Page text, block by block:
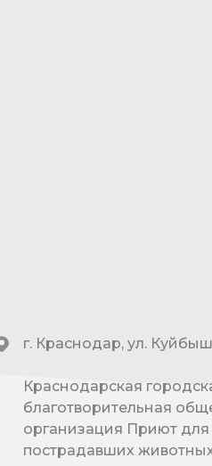
г. Краснодар, ул.
Краснодарская
благотворительная
организация Приют для
пострадавших